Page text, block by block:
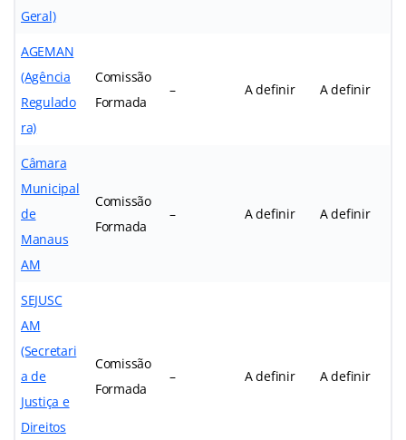
Geral)
AGEMAN
(Agência
Regulado
ra)
Comissão
Formada
– A definir A definir
Câmara
Municipal
de
Manaus
AM
Comissão
Formada
– A definir A definir
SEJUSC
AM
(Secretari
a de
Justiça e
Direitos
Comissão
Formada
– A definir A definir